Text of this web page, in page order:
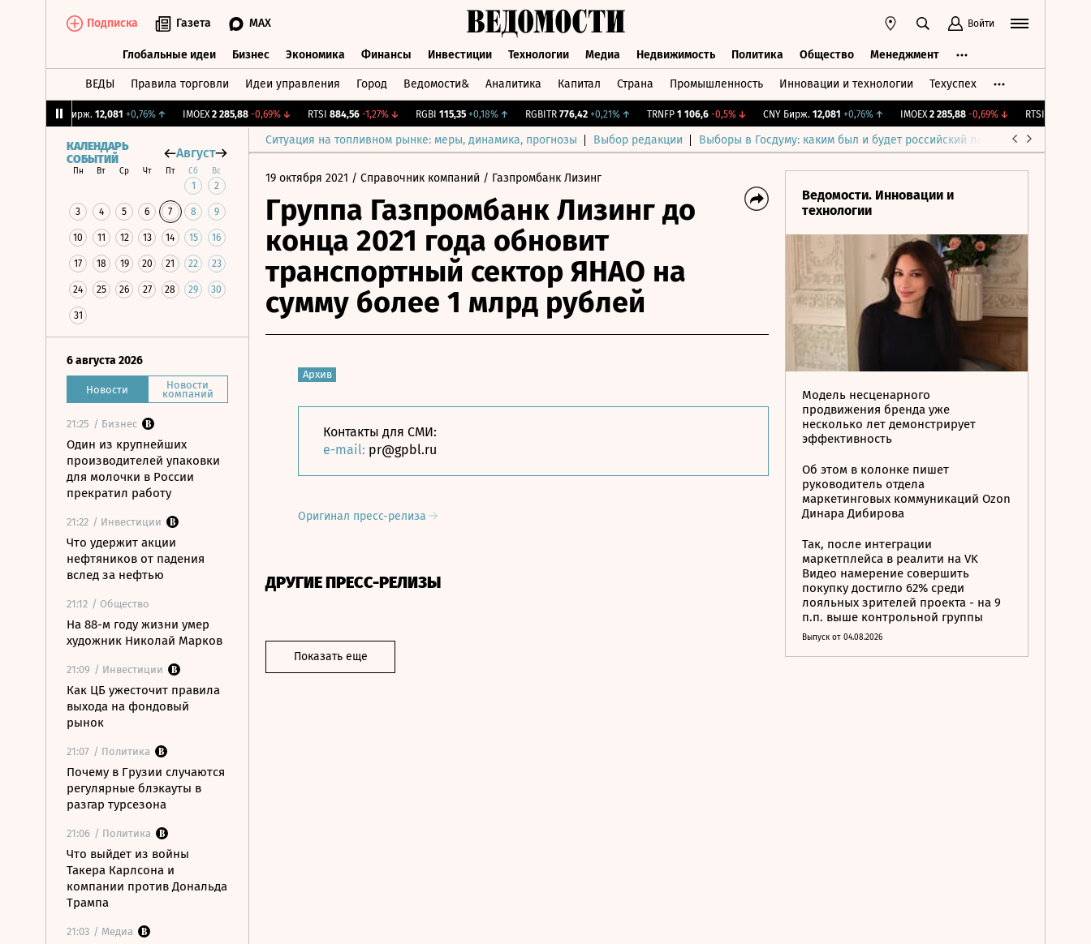
Подписка Газета MAX Войти
Глобальные идеи Бизнес Экономика Финансы Инвестиции Технологии Медиа Недвижимость Политика Общество Менеджмент
ВЕДЫ Правила торговли Идеи управления Город Ведомости& Аналитика Капитал Страна Промышленность Инновации и технологии Техуспех
CNY Бирж. 12,081 +0,76%↑ IMOEX 2 285,88 -0,69%↓ RTSI 884,56 -1,27%↓ RGBI 115,35 +0,18% ↑ RGBITR 776,42 +0,21%↑ TRNFP 1 106,6 -0,5%↓ CNY Бирж. 12,081 +0,76%↑ IMOEX 2 285,88 -0,69%↓ RTSI 884,56
Ситуация на топливном рынке: меры, динамика, прогнозы Выбор редакции Выборы в Госдуму: каким был и будет российский парламент
КАЛЕНДАРЬ
СОБЫТИЙ
Август
Пн Вт Ср Чт Пт Сб Вс
1 2
3 4 5 6 7 8 9
10 11 12 13 14 15 16
17 18 19 20 21 22 23
24 25 26 27 28 29 30
31
6 августа 2026
Новости Новости
компаний
21:25 / Бизнес
Один из крупнейших
производителей упаковки
для молочки в России
прекратил работу
21:22 / Инвестиции
Что удержит акции
нефтяников от падения
вслед за нефтью
21:12 / Общество
На 88-м году жизни умер
художник Николай Марков
21:09 / Инвестиции
Как ЦБ ужесточит правила
выхода на фондовый
рынок
21:07 / Политика
Почему в Грузии случаются
регулярные блэкауты в
разгар турсезона
21:06 / Политика
Что выйдет из войны
Такера Карлсона и
компании против Дональда
Трампа
21:03 / Медиа
19 октября 2021 / Справочник компаний / Газпромбанк Лизинг
Группа Газпромбанк Лизинг до
конца 2021 года обновит
транспортный сектор ЯНАО на
сумму более 1 млрд рублей
Архив
Контакты для СМИ:
e-mail: pr@gpbl.ru
Оригинал пресс-релиза
ДРУГИЕ ПРЕСС-РЕЛИЗЫ
Показать еще
Ведомости. Инновации и
технологии
Модель несценарного
продвижения бренда уже
несколько лет демонстрирует
эффективность
Об этом в колонке пишет
руководитель отдела
маркетинговых коммуникаций Ozon
Динара Дибирова
Так, после интеграции
маркетплейса в реалити на VK
Видео намерение совершить
покупку достигло 62% среди
лояльных зрителей проекта - на 9
п.п. выше контрольной группы
Выпуск от 04.08.2026